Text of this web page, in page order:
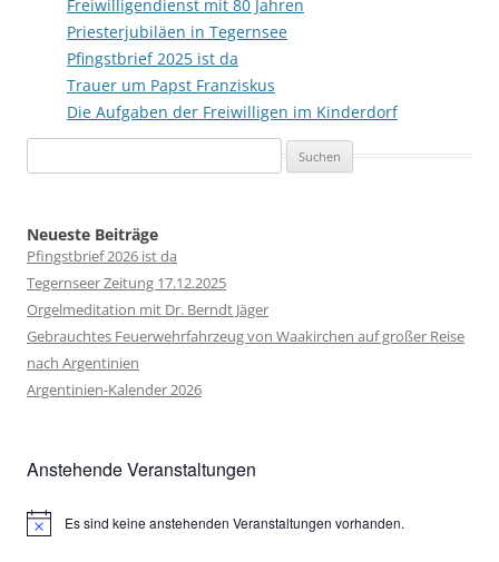
Freiwilligendienst mit 80 Jahren
Priesterjubiläen in Tegernsee
Pfingstbrief 2025 ist da
Trauer um Papst Franziskus
Die Aufgaben der Freiwilligen im Kinderdorf
nach:
Neueste Beiträge
Pfingstbrief 2026 ist da
Tegernseer Zeitung 17.12.2025
Orgelmeditation mit Dr. Berndt Jäger
Gebrauchtes Feuerwehrfahrzeug von Waakirchen auf großer Reise
nach Argentinien
Argentinien-Kalender 2026
Anstehende Veranstaltungen
HinweisEs sind keine anstehenden Veranstaltungen vorhanden.